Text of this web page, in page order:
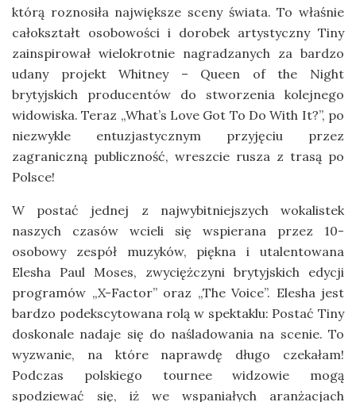
którą roznosiła największe sceny świata. To właśnie
całokształt osobowości i dorobek artystyczny Tiny
zainspirował wielokrotnie nagradzanych za bardzo
udany projekt Whitney – Queen of the Night
brytyjskich producentów do stworzenia kolejnego
widowiska. Teraz „What’s Love Got To Do With It?”, po
niezwykle entuzjastycznym przyjęciu przez
zagraniczną publiczność, wreszcie rusza z trasą po
Polsce!
W postać jednej z najwybitniejszych wokalistek
naszych czasów wcieli się wspierana przez 10-
osobowy zespół muzyków, piękna i utalentowana
Elesha Paul Moses, zwyciężczyni brytyjskich edycji
programów „X-Factor” oraz „The Voice”. Elesha jest
bardzo podekscytowana rolą w spektaklu: Postać Tiny
doskonale nadaje się do naśladowania na scenie. To
wyzwanie, na które naprawdę długo czekałam!
Podczas polskiego tournee widzowie mogą
spodziewać się, iż we wspaniałych aranżacjach